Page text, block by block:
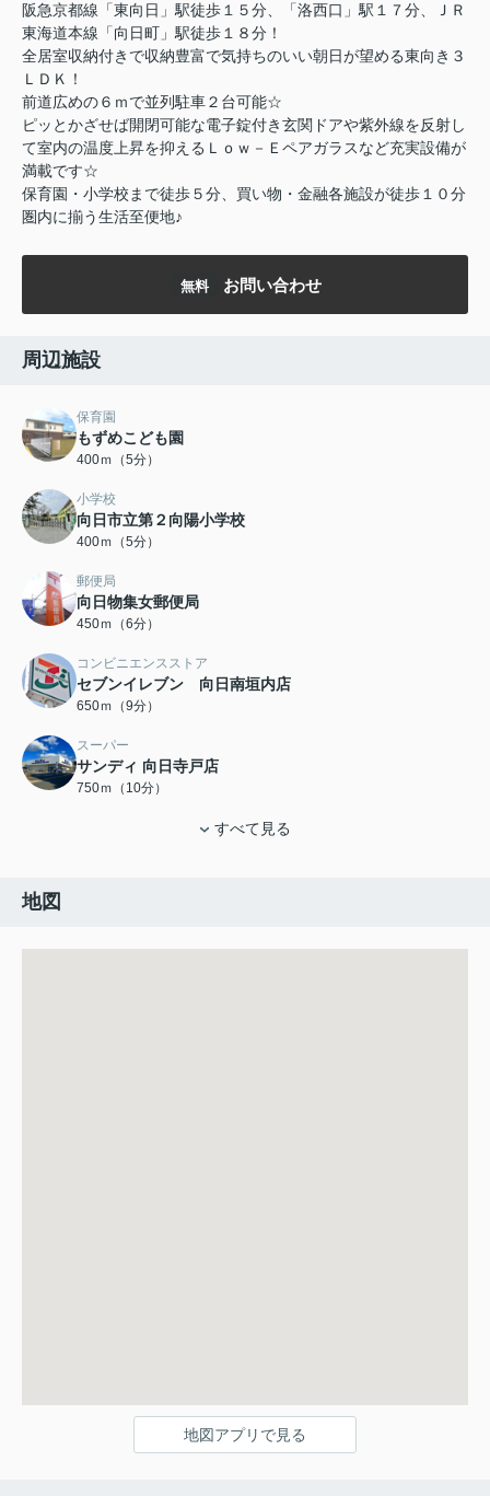
阪急京都線「東向日」駅徒歩１５分、「洛西口」駅１７分、ＪＲ
東海道本線「向日町」駅徒歩１８分！
全居室収納付きで収納豊富で気持ちのいい朝日が望める東向き３
ＬＤＫ！
前道広めの６ｍで並列駐車２台可能☆
ピッとかざせば開閉可能な電子錠付き玄関ドアや紫外線を反射し
て室内の温度上昇を抑えるＬｏｗ－Ｅペアガラスなど充実設備が
満載です☆
保育園・小学校まで徒歩５分、買い物・金融各施設が徒歩１０分
圏内に揃う生活至便地♪
無料 お問い合わせ
周辺施設
保育園
もずめこども園
400ｍ（5分）
小学校
向日市立第２向陽小学校
400ｍ（5分）
郵便局
向日物集女郵便局
450ｍ（6分）
コンビニエンスストア
セブンイレブン 向日南垣内店
650ｍ（9分）
スーパー
サンディ 向日寺戸店
750ｍ（10分）
すべて見る
地図
地図アプリで見る